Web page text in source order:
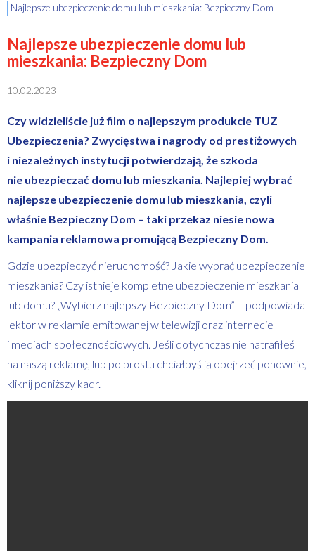
Najlepsze ubezpieczenie domu lub mieszkania: Bezpieczny Dom
Najlepsze ubezpieczenie domu lub
mieszkania: Bezpieczny Dom
10.02.2023
Czy widzieliście już film o najlepszym produkcie TUZ
Ubezpieczenia? Zwycięstwa i nagrody od prestiżowych
i niezależnych instytucji potwierdzają, że szkoda
nie ubezpieczać domu lub mieszkania. Najlepiej wybrać
najlepsze ubezpieczenie domu lub mieszkania, czyli
właśnie Bezpieczny Dom – taki przekaz niesie nowa
kampania reklamowa promującą Bezpieczny Dom.
Gdzie ubezpieczyć nieruchomość? Jakie wybrać ubezpieczenie
mieszkania? Czy istnieje kompletne ubezpieczenie mieszkania
lub domu? „Wybierz najlepszy Bezpieczny Dom” – podpowiada
lektor w reklamie emitowanej w telewizji oraz internecie
i mediach społecznościowych. Jeśli dotychczas nie natrafiłeś
na naszą reklamę, lub po prostu chciałbyś ją obejrzeć ponownie,
kliknij poniższy kadr.